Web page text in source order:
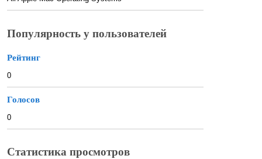
Популярность у пользователей
Рейтинг
0
Голосов
0
Статистика просмотров